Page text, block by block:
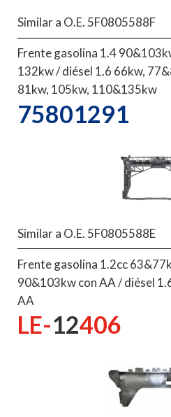
Similar a O.E. 5F0805588F
Frente gasolina 1.4
132kw / diésel 1.6 66kw,
81kw, 105kw, 110&135kw
75801291
Similar a O.E. 5F0805588E
Frente gasolina 1.2cc
90&103kw con AA / diésel
AA
LE-12406